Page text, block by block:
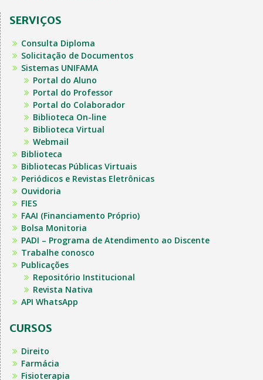
SERVIÇOS
Consulta Diploma
Solicitação de Documentos
Sistemas UNIFAMA
Portal do Aluno
Portal do Professor
Portal do Colaborador
Biblioteca On-line
Biblioteca Virtual
Webmail
Biblioteca
Bibliotecas Públicas Virtuais
Periódicos e Revistas Eletrônicas
Ouvidoria
FIES
FAAI (Financiamento Próprio)
Bolsa Monitoria
PADI – Programa de Atendimento ao Discente
Trabalhe conosco
Publicações
Repositório Institucional
Revista Nativa
API WhatsApp
CURSOS
Direito
Farmácia
Fisioterapia